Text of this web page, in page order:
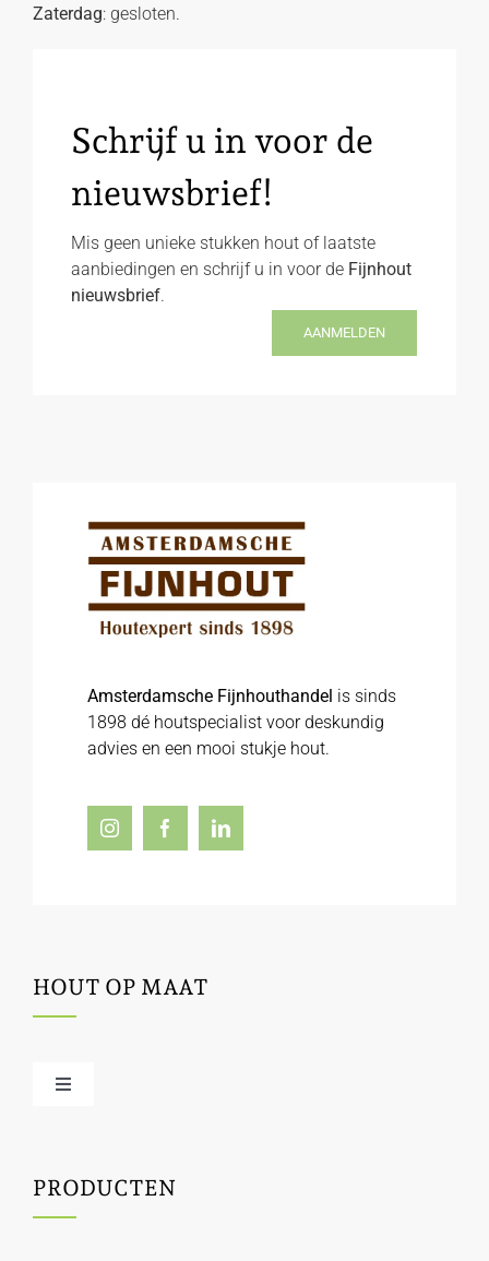
Zaterdag: gesloten.
Schrijf u in voor de
nieuwsbrief!
Mis geen unieke stukken hout of laatste
aanbiedingen en schrijf u in voor de Fijnhout
nieuwsbrief.
AANMELDEN
Amsterdamsche Fijnhouthandel is sinds
1898 dé houtspecialist voor deskundig
advies en een mooi stukje hout.
HOUT OP MAAT
Toggle
Houtbewerking
PRODUCTEN